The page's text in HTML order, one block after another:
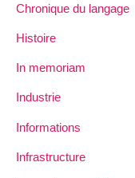
Chronique du langage
Histoire
In memoriam
Industrie
Informations
Infrastructure